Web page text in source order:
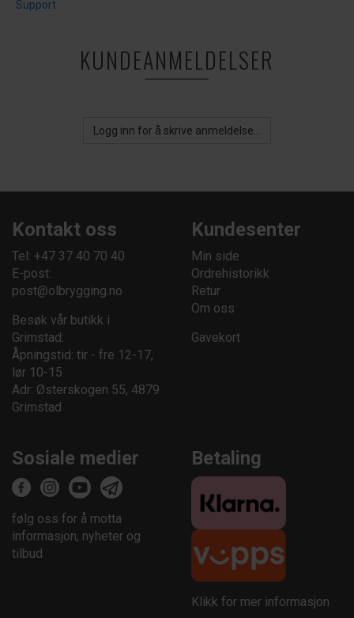
Support
KUNDEANMELDELSER
Logg inn for å skrive anmeldelse...
Kontakt oss
Tel: +47 37 40 70 40
E-post:
post@olbrygging.no
Besøk vår butikk i
Grimstad:
Åpningstid: tir - fre 12-17,
lør 10-15
Adr: Østerskogen 55, 4879
Grimstad
Kundesenter
Min side
Ordrehistorikk
Retur
Om oss
Gavekort
Sosiale medier
følg oss for å motta
informasjon, nyheter og
tilbud
Betaling
Klikk for mer informasjon